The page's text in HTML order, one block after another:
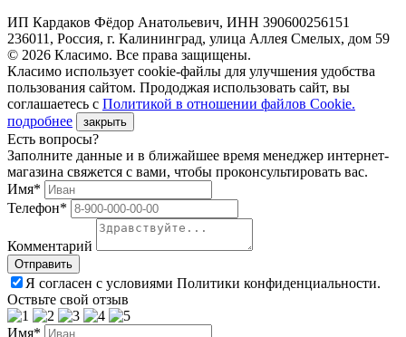
ИП Кардаков Фёдор Анатольевич, ИНН 390600256151
236011, Россия, г. Калининград, улица Аллея Смелых, дом 59
© 2026 Класимо. Все права защищены.
Класимо использует cookie-файлы для улучшения удобства
пользования сайтом. Прододжая использовать сайт, вы
соглашаетесь с Политикой в отношении файлов Сookie.
подробнее
закрыть
Есть вопросы?
Заполните данные и в ближайшее время менеджер интернет-
магазина свяжется с вами, чтобы проконсультировать вас.
Имя*
Телефон*
Комментарий
Я согласен с условиями Политики конфиденциальности.
Оствьте свой отзыв
Имя*